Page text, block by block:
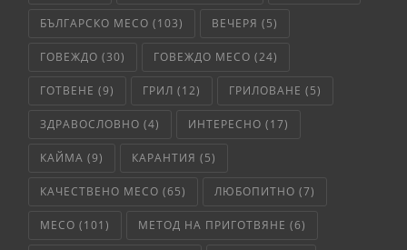
БЪЛГАРСКО МЕСО (103) ВЕЧЕРЯ (5)
ГОВЕЖДО (30) ГОВЕЖДО МЕСО (24)
ГОТВЕНЕ (9) ГРИЛ (12) ГРИЛОВАНЕ (5)
ЗДРАВОСЛОВНО (4) ИНТЕРЕСНО (17)
КАЙМА (9) КАРАНТИЯ (5)
КАЧЕСТВЕНО МЕСО (65) ЛЮБОПИТНО (7)
МЕСО (101) МЕТОД НА ПРИГОТВЯНЕ (6)